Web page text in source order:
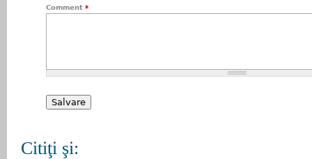
Comment *
Citiţi şi: